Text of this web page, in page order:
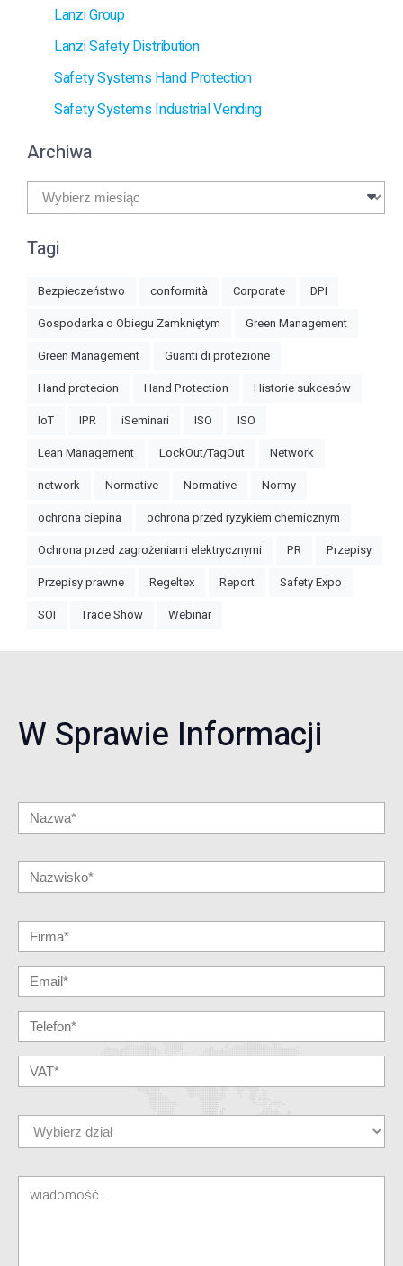
Lanzi Group
Lanzi Safety Distribution
Safety Systems Hand Protection
Safety Systems Industrial Vending
Archiwa
Archiwa
Tagi
Bezpieczeństwo conformità Corporate
DPI
Gospodarka o Obiegu Zamkniętym
Green Management
Green Management
Guanti di protezione
Hand protecion
Hand Protection
Historie sukcesów
IoT
IPR iSeminari ISO
ISO
Lean Management
LockOut/TagOut
Network
network
Normative Normative
Normy
ochrona ciepina
ochrona przed ryzykiem chemicznym
Ochrona przed zagrożeniami elektrycznymi
PR
Przepisy
Przepisy prawne
Regeltex Report
Safety Expo
SOI
Trade Show Webinar
W Sprawie Informacji